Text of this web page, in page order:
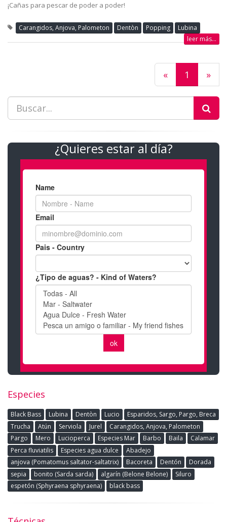
¡Cañas para pescar de poder a poder!
Carangidos, Anjova, Palometon Dentòn Popping
Lubina
leer más...
« 1 »
¿Quieres estar al día?
Especies
Black Bass Lubina Dentòn Lucio
Esparidos, Sargo, Pargo, Breca
Trucha
Atún Serviola Jurel
Carangidos, Anjova, Palometon
Pargo
Mero Lucioperca Especies Mar Barbo Baila
Calamar
Perca fluviatilis
Especies agua dulce
Abadejo
anjova (Pomatomus saltator-saltatrix)
Bacoreta Dentón
Dorada
sepia
bonito (Sarda sarda) algarín (Belone Belone)
Siluro
espetón (Sphyraena sphyraena)
black bass